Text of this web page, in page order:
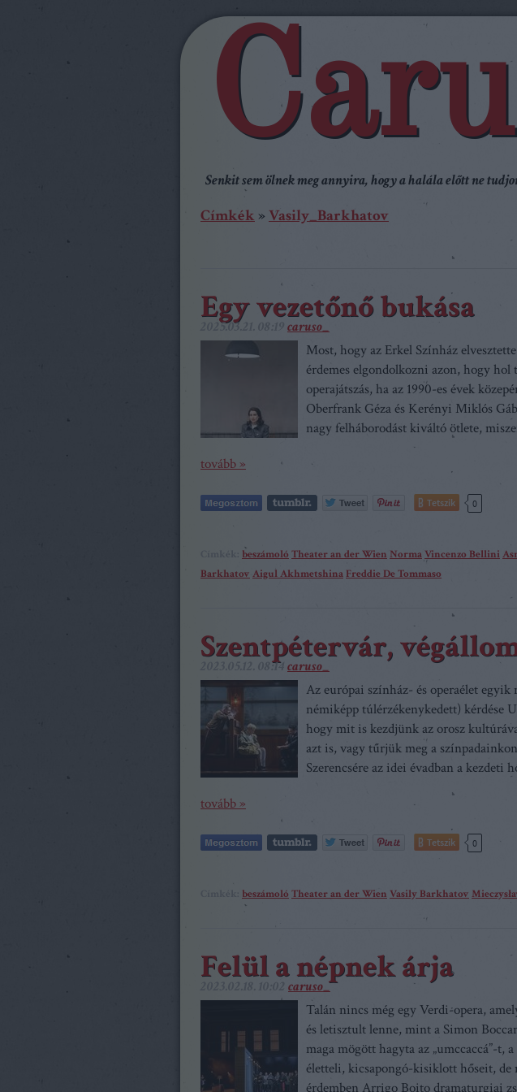
Senkit sem ölnek meg annyira, hogy a halála előtt ne
Címkék » Vasily_Barkhatov
Egy vezetőnő bukása
2025.03.21. 08:19 caruso_
Most, hogy az Erkel Színház
érdemes elgondolkozni azon, hogy hol
operajátszás, ha az 1990-es évek
Oberfrank Géza és Kerényi Miklós
nagy felháborodást kiváltó ötlete,
tovább »
Tetszik 0
beszámoló Theater an der Wien Norma Vincenzo Bellini
Barkhatov Aigul Akhmetshina Freddie De Tommaso
Szentpétervár,
2023.05.12. 08:14 caruso_
Az európai színház- és operaélet egyik
némiképp túlérzékenykedett) kérdése
hogy mit is kezdjünk az orosz
azt is, vagy tűrjük meg a
Szerencsére az idei évadban a kezdeti
tovább »
Tetszik 0
beszámoló Theater an der Wien Vasily Barkhatov
Felül a népnek árja
caruso_
Talán nincs még egy Verdi-opera,
és letisztult lenne, mint a Simon
maga mögött hagyta az „umccaccá”-t,
életteli, kicsapongó-kisiklott hőseit, de
érdemben Arrigo Boito dramaturgiai